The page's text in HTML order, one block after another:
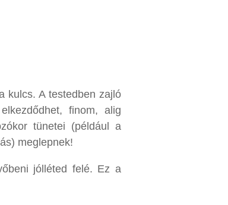
kulcs. A testedben zajló
finom, alig
tünetei (például a
meglepnek!
jólléted felé. Ez a